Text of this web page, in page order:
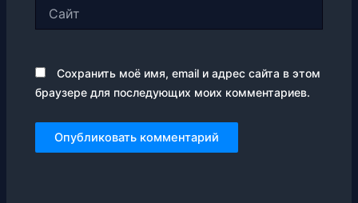
Сохранить моё имя, email и адрес сайта в этом
браузере для последующих моих комментариев.